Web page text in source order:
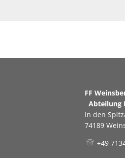
FF
Abteilung
In den
74189
+49